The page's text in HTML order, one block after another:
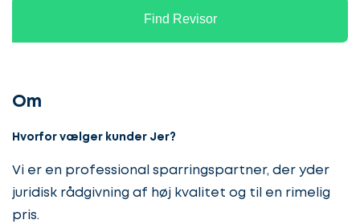
Find Revisor
Om
Hvorfor vælger kunder Jer?
Vi er en professional sparringspartner, der yder
juridisk rådgivning af høj kvalitet og til en rimelig
pris.